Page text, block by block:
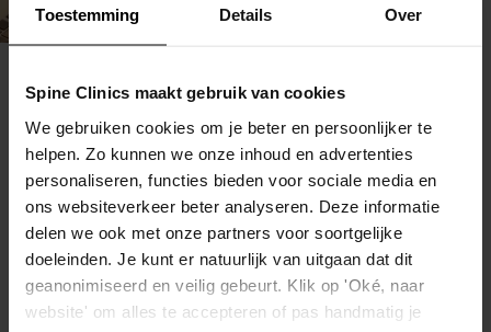
Toestemming Details Over
Spine Clinics maakt gebruik van cookies
We gebruiken cookies om je beter en persoonlijker te
helpen. Zo kunnen we onze inhoud en advertenties
personaliseren, functies bieden voor sociale media en
ons websiteverkeer beter analyseren. Deze informatie
delen we ook met onze partners voor soortgelijke
doeleinden. Je kunt er natuurlijk van uitgaan dat dit
geanonimiseerd en veilig gebeurt. Klik op 'Oké, naar
website' om alles te accepteren of pas handmatig je
Benieuwd wat er bij jou
speelt?
Tijdens een gratis screening brengen we je
klacht in kaart en bespreken we de beste
aanpak — vrijblijvend en zonder verwijzing.
Plan een gratis screening